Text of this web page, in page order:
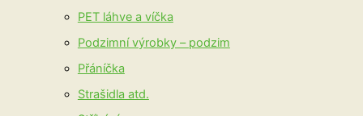
PET láhve a víčka
Podzimní výrobky – podzim
Přáníčka
Strašidla atd.